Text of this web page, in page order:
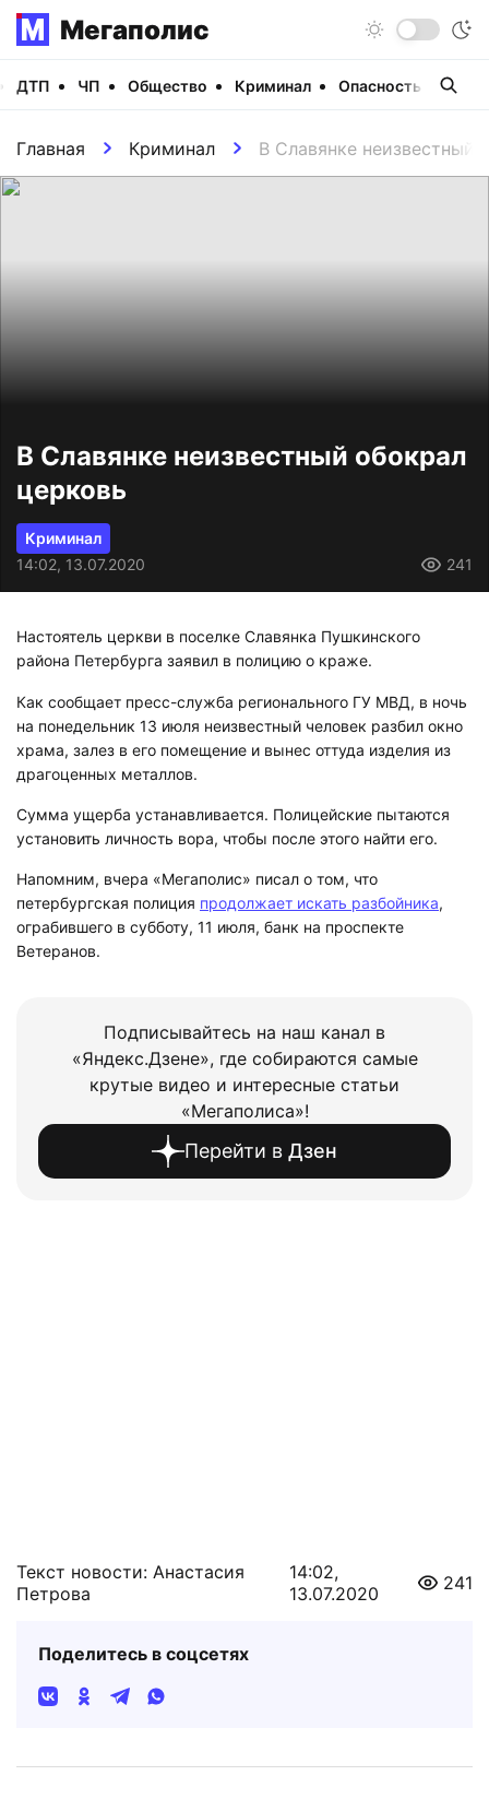
Мегаполис
ДТП ЧП Общество Криминал Опасность
Главная Криминал В Славянке неизвестный
В Славянке неизвестный обокрал
церковь
Криминал
14:02, 13.07.2020
241
Настоятель церкви в поселке Славянка Пушкинского
района Петербурга заявил в полицию о краже.
Как сообщает пресс-служба регионального ГУ МВД, в ночь
на понедельник 13 июля неизвестный человек разбил окно
храма, залез в его помещение и вынес оттуда изделия из
драгоценных металлов.
Сумма ущерба устанавливается. Полицейские пытаются
установить личность вора, чтобы после этого найти его.
Напомним, вчера «Мегаполис» писал о том, что
петербургская полиция продолжает искать разбойника,
ограбившего в субботу, 11 июля, банк на проспекте
Ветеранов.
Подписывайтесь на наш канал в
«Яндекс.Дзене», где собираются самые
крутые видео и интересные статьи
«Мегаполиса»!
Перейти в Дзен
Текст новости: Анастасия
Петрова
14:02,
13.07.2020
241
Поделитесь в соцсетях